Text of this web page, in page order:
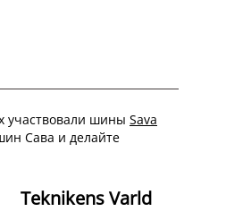
участвовали шины Sava
Сава и делайте
Teknikens Varld